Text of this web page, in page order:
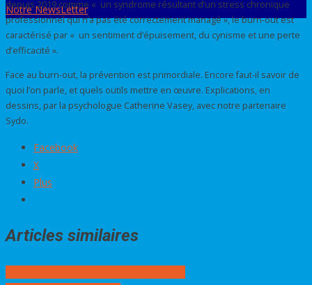
Notre NewsLetter
depuis 2019 comme « un syndrome résultant d’un stress chronique
professionnel qui n’a pas été correctement managé », le burn-out est
caractérisé par « un sentiment d’épuisement, du cynisme et une perte
d’efficacité ».
Face au burn-out, la prévention est primordiale. Encore faut-il savoir de
quoi l’on parle, et quels outils mettre en œuvre. Explications, en
dessins, par la psychologue Catherine Vasey, avec notre partenaire
Sydo.
Facebook
X
Plus
Articles similaires